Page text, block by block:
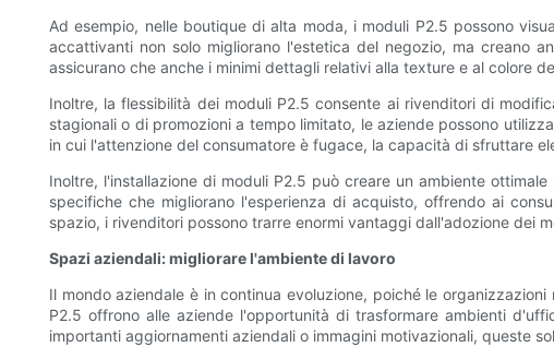
Ad esempio, nelle boutique di alta moda, i moduli P2.5 possono
accattivanti non solo migliorano l'estetica del negozio, ma creano
assicurano che anche i minimi dettagli relativi alla texture e al colore
Inoltre, la flessibilità dei moduli P2.5 consente ai rivenditori di
stagionali o di promozioni a tempo limitato, le aziende possono
in cui l'attenzione del consumatore è fugace, la capacità di sfruttare
Inoltre, l'installazione di moduli P2.5 può creare un ambiente
specifiche che migliorano l'esperienza di acquisto, offrendo ai
spazio, i rivenditori possono trarre enormi vantaggi dall'adozione dei
Spazi aziendali: migliorare l'ambiente di lavoro
Il mondo aziendale è in continua evoluzione, poiché le
P2.5 offrono alle aziende l'opportunità di trasformare ambienti
importanti aggiornamenti aziendali o immagini motivazionali, queste